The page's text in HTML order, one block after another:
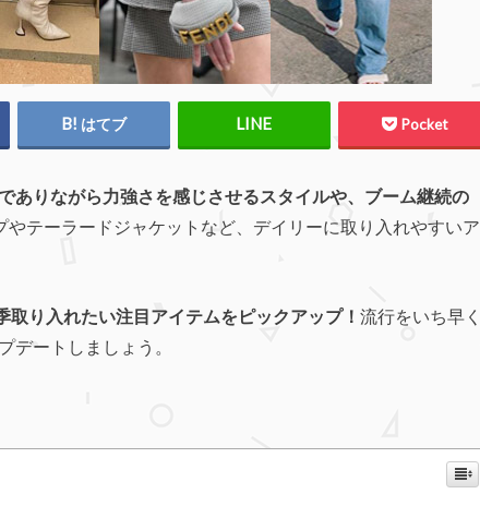
はてブ Pocket
ありながら力強さを感じさせるスタイルや、ブーム継続の
やテーラードジャケットなど、デイリーに取り入れやすいア
取り入れたい注目アイテムをピックアップ！ 流行をいち早く
デートしましょう。